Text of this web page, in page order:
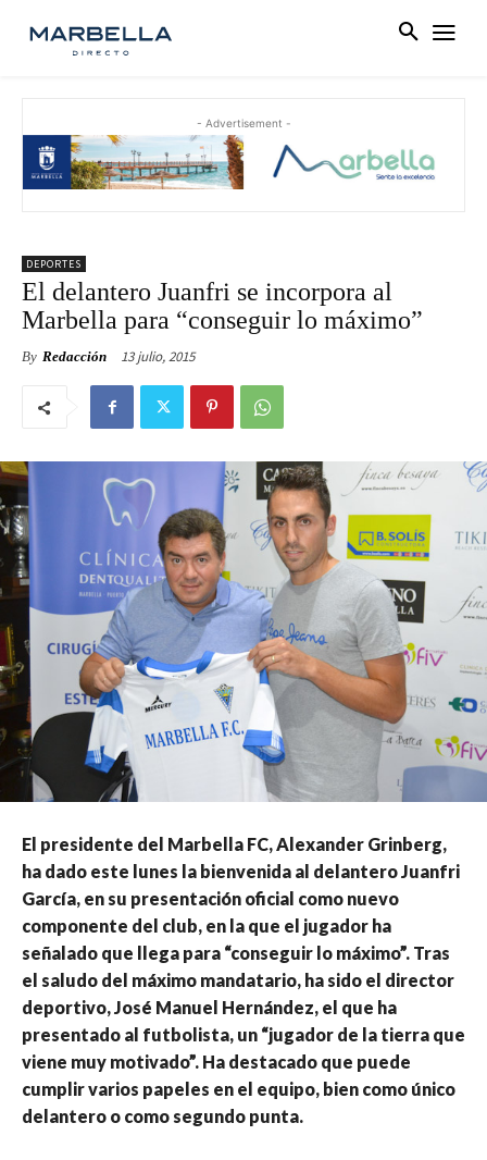
- Advertisement -
DEPORTES
El delantero Juanfri se incorpora al
Marbella para “conseguir lo máximo”
By Redacción 13 julio, 2015
El presidente del Marbella FC, Alexander Grinberg,
ha dado este lunes la bienvenida al delantero Juanfri
García, en su presentación oficial como nuevo
componente del club, en la que el jugador ha
señalado que llega para “conseguir lo máximo”. Tras
el saludo del máximo mandatario, ha sido el director
deportivo, José Manuel Hernández, el que ha
presentado al futbolista, un “jugador de la tierra que
viene muy motivado”. Ha destacado que puede
cumplir varios papeles en el equipo, bien como único
delantero o como segundo punta.